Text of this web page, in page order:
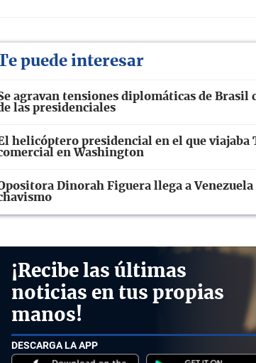
puede interesar
agravan tensiones diplomáticas de Brasil
las presidenciales
helicóptero presidencial en el que viajaba
en Washington
Dinorah Figuera llega a Venezuela
¡Recibe las últimas
noticias en tus propias
manos!
DESCARGA LA APP